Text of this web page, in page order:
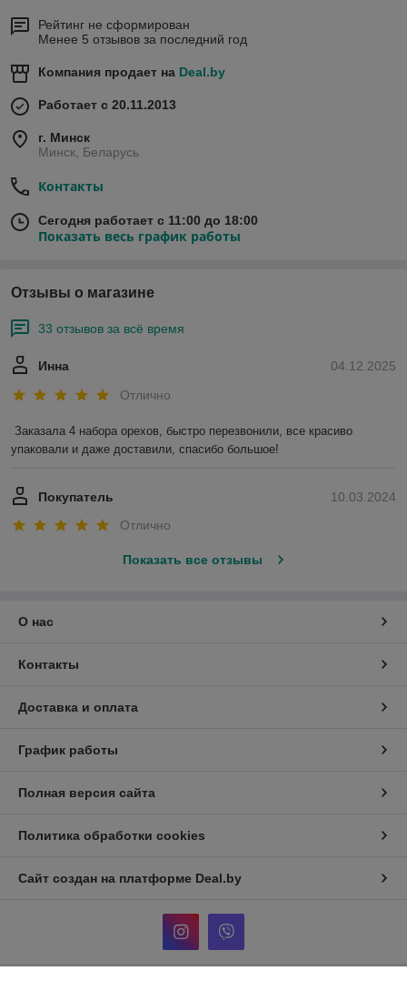
Рейтинг не сформирован
Менее 5 отзывов за последний год
Компания продает на Deal.by
Работает с 20.11.2013
г. Минск
Минск, Беларусь
Контакты
Сегодня работает с 11:00 до 18:00
Показать весь график работы
Отзывы о магазине
33 отзывов за всё время
04.12.2025
Инна
Отлично
Заказала 4 набора орехов, быстро перезвонили, все красиво
упаковали и даже доставили, спасибо большое!
10.03.2024
Покупатель
Отлично
Показать все отзывы
О нас
Контакты
Доставка и оплата
График работы
Полная версия сайта
Политика обработки cookies
Сайт создан на платформе Deal.by